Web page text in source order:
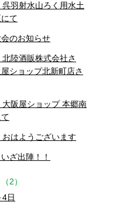
羽射水山ろく用水土
て
のお知らせ
陸酒販株式会社さ
ショップ北新町店さ
阪屋ショップ 本郷南
はようございます
ざ出陣！！
2）
日